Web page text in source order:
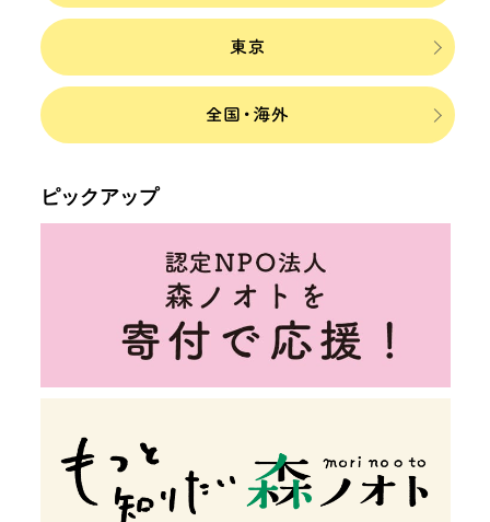
ピックアップ